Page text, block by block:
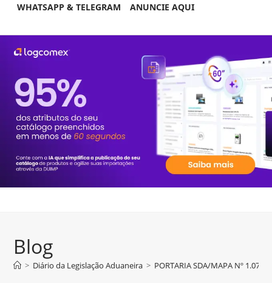
WHATSAPP & TELEGRAM
ANUNCIE AQUI
Blog
> Diário da Legislação Aduaneira > PORTARIA SDA/MAPA Nº 1.079,